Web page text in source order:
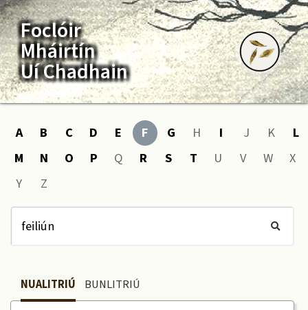
Foclóir
Mháirtín
Uí Chadhain
A B C D E F G H I J K
L
M
N O P Q R S T U V W
X
Y
Z
NUALITRIÚ BUNLITRIÚ